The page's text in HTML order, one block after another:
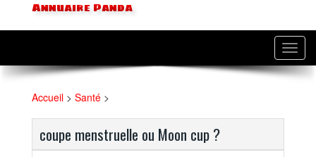
Annuaire Panda
Accueil > Santé >
coupe menstruelle ou Moon cup ?